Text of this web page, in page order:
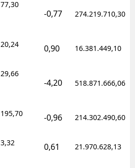
77,30
-0,77 274.219.710,30
20,24 0,90 16.381.449,10
29,66
-4,20 518.871.666,06
195,70 -0,96 214.302.490,60
3,32 0,61 21.970.628,13